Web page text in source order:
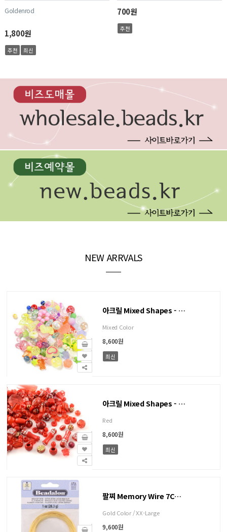
Goldenrod
1,800원
추천 최신
700원
추천
NEW ARRVALS
아크릴 Mixed Shapes - 100g(약150개)
Mixed Color
8,600원
최신
아크릴 Mixed Shapes - 100g(약220개)
Red
8,600원
최신
팔찌 Memory Wire 7Cm - 56바퀴
Gold Color / XX-Large
9,600원